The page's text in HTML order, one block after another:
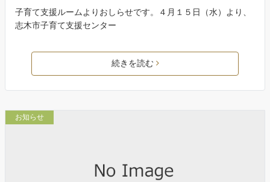
子育て支援ルームよりおしらせです。４月１５日（水）より、
志木市子育て支援センター
続きを読む
お知らせ